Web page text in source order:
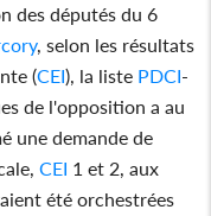
des députés du 6
, selon les résultats
(CEI), la liste PDCI-
de l'opposition a au
une demande de
CEI 1 et 2, aux
été orchestrées